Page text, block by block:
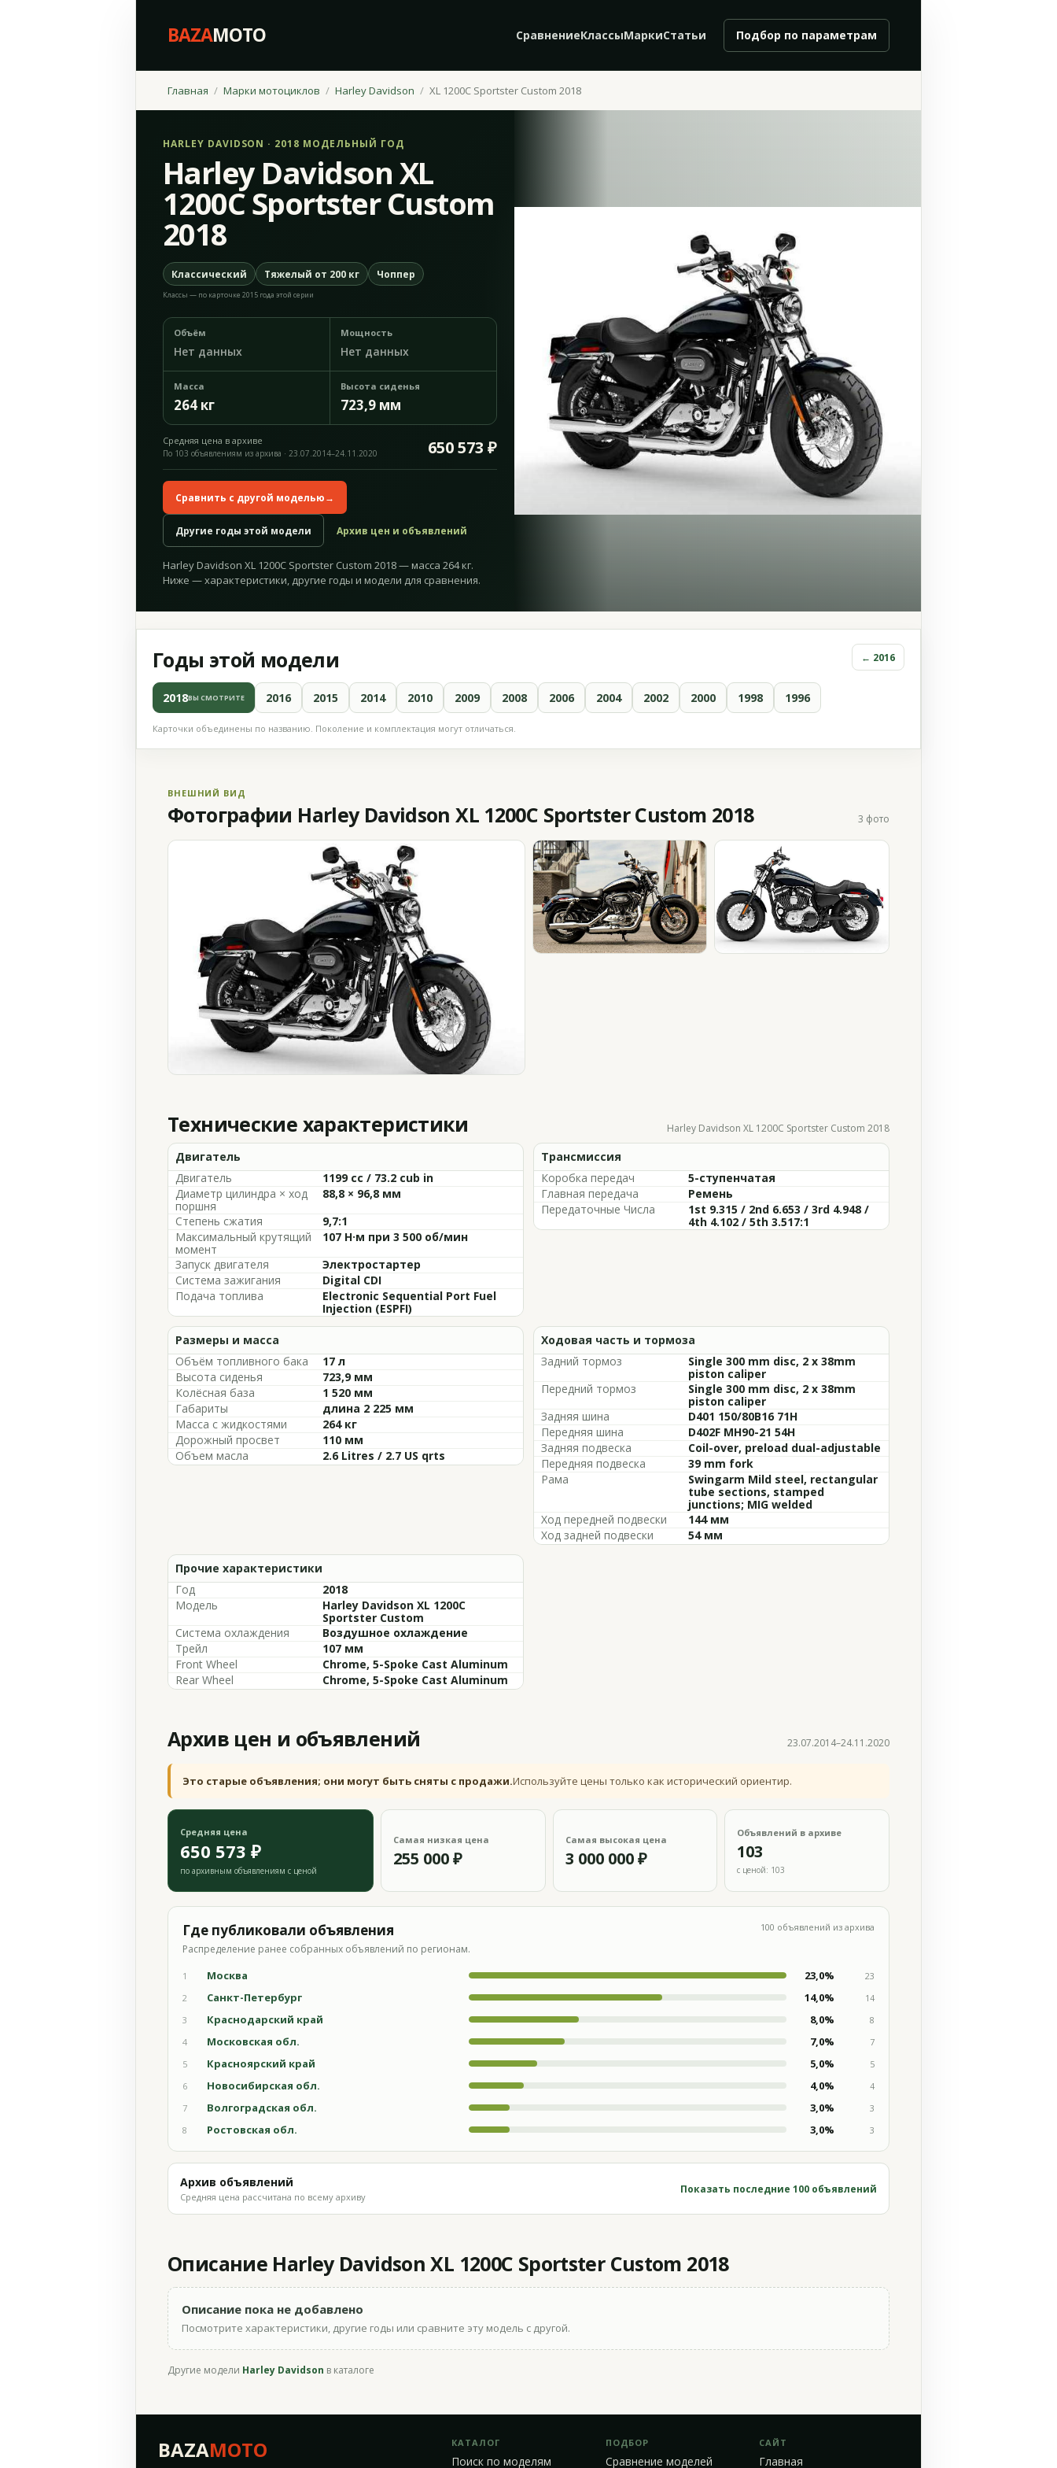
BAZAMOTO СравнениеКлассыМаркиСтатьи Подбор по параметрам
Главная Марки мотоциклов Harley Davidson XL 1200C Sportster Custom 2018
HARLEY DAVIDSON · 2018 МОДЕЛЬНЫЙ ГОД
Harley Davidson XL
1200C Sportster Custom
2018
Классический Тяжелый от 200 кг Чоппер
Классы — по карточке 2015 года этой серии
Объём
Нет данных
Мощность
Нет данных
Масса
264 кг
Высота сиденья
723,9 мм
Средняя цена в архиве 650 573 ₽
По 103 объявлениям из архива · 23.07.2014–24.11.2020
Сравнить с другой моделью→
Другие годы этой модели Архив цен и объявлений
Harley Davidson XL 1200C Sportster Custom 2018 — масса 264 кг.
Ниже — характеристики, другие годы и модели для сравнения.
Годы этой модели ← 2016
2018ВЫ СМОТРИТЕ 2016 2015 2014 2010 2009 2008 2006 2004 2002 2000 1998 1996
Карточки объединены по названию. Поколение и комплектация могут отличаться.
ВНЕШНИЙ ВИД
Фотографии Harley Davidson XL 1200C Sportster Custom 2018 3 фото
Технические характеристики Harley Davidson XL 1200C Sportster Custom 2018
Двигатель
Двигатель
1199 cc / 73.2 cub in
Диаметр цилиндра × ход
поршня
88,8 × 96,8 мм
Степень сжатия
9,7:1
Максимальный крутящий
момент
107 Н·м при 3 500 об/мин
Запуск двигателя
Электростартер
Система зажигания
Digital CDI
Подача топлива
Electronic Sequential Port Fuel
Injection (ESPFI)
Трансмиссия
Коробка передач
5-ступенчатая
Главная передача
Ремень
Передаточные Числа
1st 9.315 / 2nd 6.653 / 3rd 4.948 /
4th 4.102 / 5th 3.517:1
Размеры и масса
Объём топливного бака
17 л
Высота сиденья
723,9 мм
Колёсная база
1 520 мм
Габариты
длина 2 225 мм
Масса с жидкостями
264 кг
Дорожный просвет
110 мм
Объем масла
2.6 Litres / 2.7 US qrts
Ходовая часть и тормоза
Задний тормоз
Single 300 mm disc, 2 x 38mm
piston caliper
Передний тормоз
Single 300 mm disc, 2 x 38mm
piston caliper
Задняя шина
D401 150/80B16 71H
Передняя шина
D402F MH90-21 54H
Задняя подвеска
Coil-over, preload dual-adjustable
Передняя подвеска
39 mm fork
Рама
Swingarm Mild steel, rectangular
tube sections, stamped
junctions; MIG welded
Ход передней подвески
144 мм
Ход задней подвески
54 мм
Прочие характеристики
Год
2018
Модель
Harley Davidson XL 1200C
Sportster Custom
Система охлаждения
Воздушное охлаждение
Трейл
107 мм
Front Wheel
Chrome, 5-Spoke Cast Aluminum
Rear Wheel
Chrome, 5-Spoke Cast Aluminum
Архив цен и объявлений 23.07.2014–24.11.2020
Это старые объявления; они могут быть сняты с продажи.Используйте цены только как исторический ориентир.
Средняя цена
650 573 ₽
по архивным объявлениям с ценой
Самая низкая цена
255 000 ₽
Самая высокая цена
3 000 000 ₽
Объявлений в архиве
103
с ценой: 103
Где публиковали объявления
Распределение ранее собранных объявлений по регионам.
100 объявлений из архива
1 Москва 23,0%
23
2
Санкт-Петербург 14,0%
14
3
Краснодарский край 8,0%
8
4
Московская обл. 7,0%
7
5
Красноярский край 5,0%
5
6
Новосибирская обл. 4,0%
4
7
Волгоградская обл. 3,0%
3
8
Ростовская обл. 3,0% 3
Архив объявлений
Средняя цена рассчитана по всему архиву
Показать последние 100 объявлений
Описание Harley Davidson XL 1200C Sportster Custom 2018
Описание пока не добавлено
Посмотрите характеристики, другие годы или сравните эту модель с другой.
Другие модели Harley Davidson в каталоге
BAZAMOTO КАТАЛОГ
Поиск по моделям
ПОДБОР
Сравнение моделей
САЙТ
Главная